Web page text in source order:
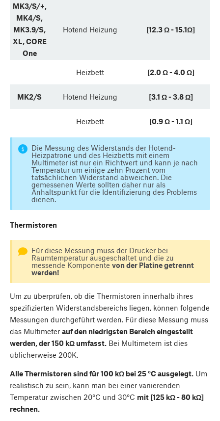
MK3/S/+,
MK4/S,
MK3.9/S,
XL, CORE
One
Hotend Heizung [12.3 Ω - 15.1Ω]
Heizbett [2.0 Ω - 4.0 Ω]
MK2/S Hotend Heizung [3.1 Ω - 3.8 Ω]
Heizbett [0.9 Ω - 1.1 Ω]
Die Messung des Widerstands der Hotend-
Heizpatrone und des Heizbetts mit einem
Multimeter ist nur ein Richtwert und kann je nach
Temperatur um einige zehn Prozent vom
tatsächlichen Widerstand abweichen. Die
gemessenen Werte sollten daher nur als
Anhaltspunkt für die Identifizierung des Problems
dienen.
Thermistoren
Für diese Messung muss der Drucker bei
Raumtemperatur ausgeschaltet und die zu
messende Komponente von der Platine getrennt
werden!
Um zu überprüfen, ob die Thermistoren innerhalb ihres
spezifizierten Widerstandsbereichs liegen, können folgende
Messungen durchgeführt werden. Für diese Messung muss
das Multimeter auf den niedrigsten Bereich eingestellt
werden, der 150 kΩ umfasst. Bei Multimetern ist dies
üblicherweise 200K.
Alle Thermistoren sind für 100 kΩ bei 25 °C ausgelegt. Um
realistisch zu sein, kann man bei einer variierenden
Temperatur zwischen 20°C und 30°C mit [125 kΩ - 80 kΩ]
rechnen.